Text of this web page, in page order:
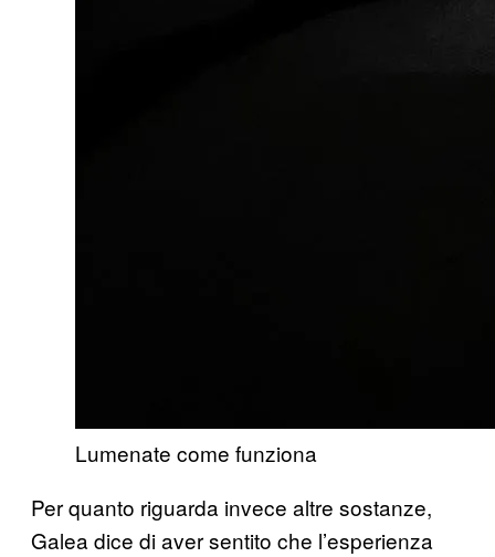
Lumenate come funziona
Per quanto riguarda invece altre sostanze,
Galea dice di aver sentito che l’esperienza